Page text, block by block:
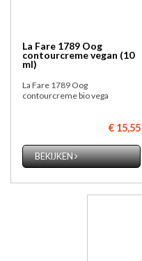
La Fare 1789 Oog
contourcreme vegan (10
ml)
La Fare 1789 Oog
contourcreme bio vega
€ 15,55
BEKIJKEN